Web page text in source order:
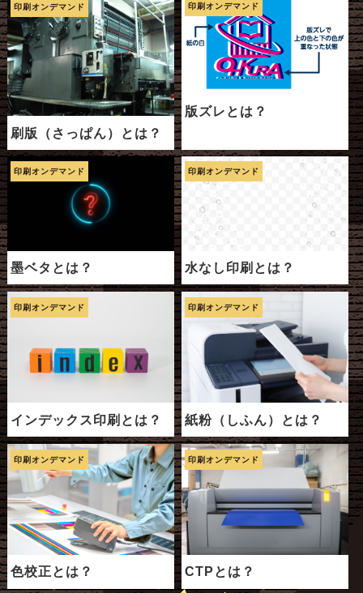
印刷オンデマンド
刷版（さっぱん）とは？
印刷オンデマンド
版ズレとは？
印刷オンデマンド
墨ベタとは？
印刷オンデマンド
水なし印刷とは？
印刷オンデマンド
インデックス印刷とは？
印刷オンデマンド
紙粉（しふん）とは？
印刷オンデマンド
色校正とは？
印刷オンデマンド
CTPとは？